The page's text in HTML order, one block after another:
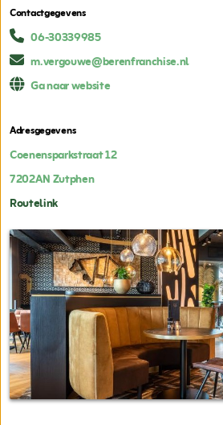
Contactgegevens
06-30339985
m.vergouwe@berenfranchise.nl
Ga naar website
Adresgegevens
Coenensparkstraat 12
7202ANZutphen
Routelink